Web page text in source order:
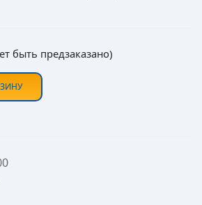
быть предзаказано)
Септы к крышкам для виал